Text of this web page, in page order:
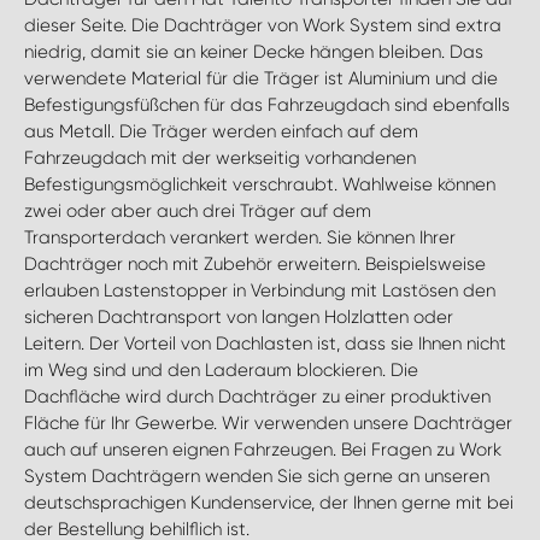
dieser Seite. Die Dachträger von Work System sind extra
niedrig, damit sie an keiner Decke hängen bleiben. Das
verwendete Material für die Träger ist Aluminium und die
Befestigungsfüßchen für das Fahrzeugdach sind ebenfalls
aus Metall. Die Träger werden einfach auf dem
Fahrzeugdach mit der werkseitig vorhandenen
Befestigungsmöglichkeit verschraubt. Wahlweise können
zwei oder aber auch drei Träger auf dem
Transporterdach verankert werden. Sie können Ihrer
Dachträger noch mit Zubehör erweitern. Beispielsweise
erlauben Lastenstopper in Verbindung mit Lastösen den
sicheren Dachtransport von langen Holzlatten oder
Leitern. Der Vorteil von Dachlasten ist, dass sie Ihnen nicht
im Weg sind und den Laderaum blockieren. Die
Dachfläche wird durch Dachträger zu einer produktiven
Fläche für Ihr Gewerbe. Wir verwenden unsere Dachträger
auch auf unseren eignen Fahrzeugen. Bei Fragen zu Work
System Dachträgern wenden Sie sich gerne an unseren
deutschsprachigen Kundenservice, der Ihnen gerne mit bei
der Bestellung behilflich ist.